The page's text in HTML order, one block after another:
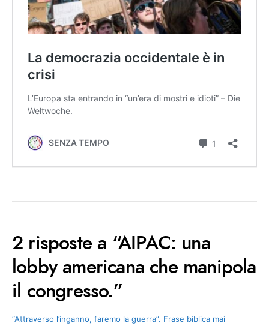
2 risposte a “AIPAC: una
lobby americana che manipola
il congresso.”
“Attraverso l’inganno, faremo la guerra”. Frase biblica mai